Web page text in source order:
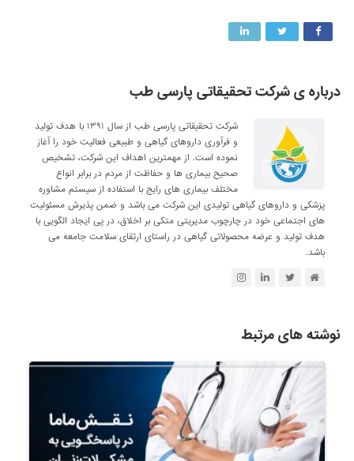
درباره ی شرکت تحقیقاتی پارسی طب
شرکت تحقیقاتی پارسی طب از سال ۱۳۹۱ با هدف تولید
و فرآوری داروهای گیاهی و طبیعی فعالیت خود را آغاز
نموده است. از مهمترین اهداف این شرکت، تشخیص
صحیح بیماری ها و حفاظت از مردم در برابر انواع
مختلف بیماری های رایج با استفاده از سیستم مشاوره
پزشکی و داروهای گیاهی تولیدی این شرکت می باشد و ضمن پذیرش مسئولیت
های اجتماعی خود در چارچوب مدیریتی متکی بر اخلاق، در پی ایجاد الگویی با
هدف تولید و عرضه محصولاتی گیاهی در راستای ارتقای سلامت جامعه می
باشد.
نوشته های مرتبط